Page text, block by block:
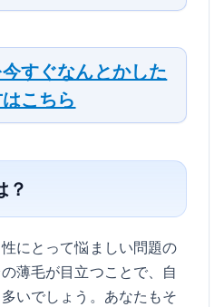
すぐなんとかした
こちら
？
にとって悩ましい問題の
薄毛が目立つことで、自
いでしょう。あなたもそ